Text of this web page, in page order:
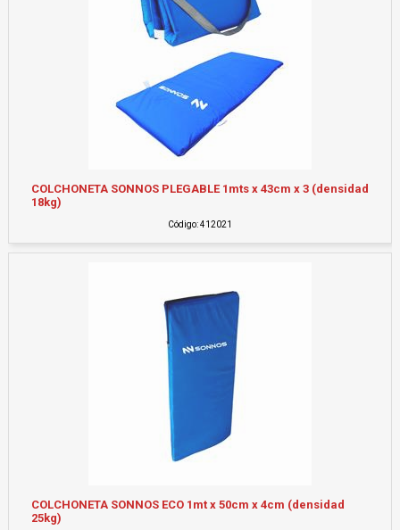
COLCHONETA SONNOS PLEGABLE 1mts x 43cm x 3 (densidad
18kg)
Código: 412021
COLCHONETA SONNOS ECO 1mt x 50cm x 4cm (densidad
25kg)